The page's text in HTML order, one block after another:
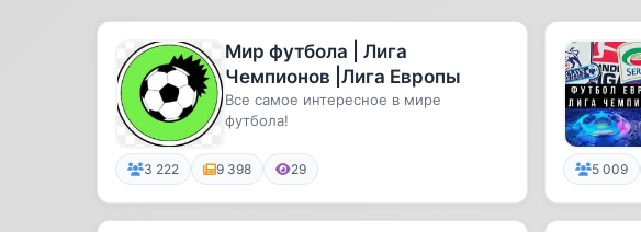
Мир футбола | Лига
Чемпионов |Лига Европы
Все самое интересное в мире
футбола!
3 222 9 398 29 5 009